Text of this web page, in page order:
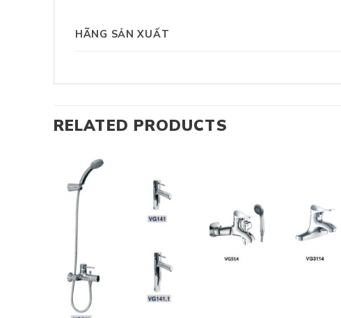
HÃNG SẢN XUẤT
RELATED PRODUCTS
+